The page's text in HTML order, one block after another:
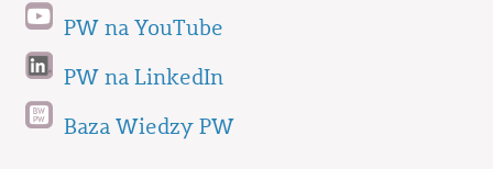
PW na YouTube
PW na LinkedIn
Baza Wiedzy PW